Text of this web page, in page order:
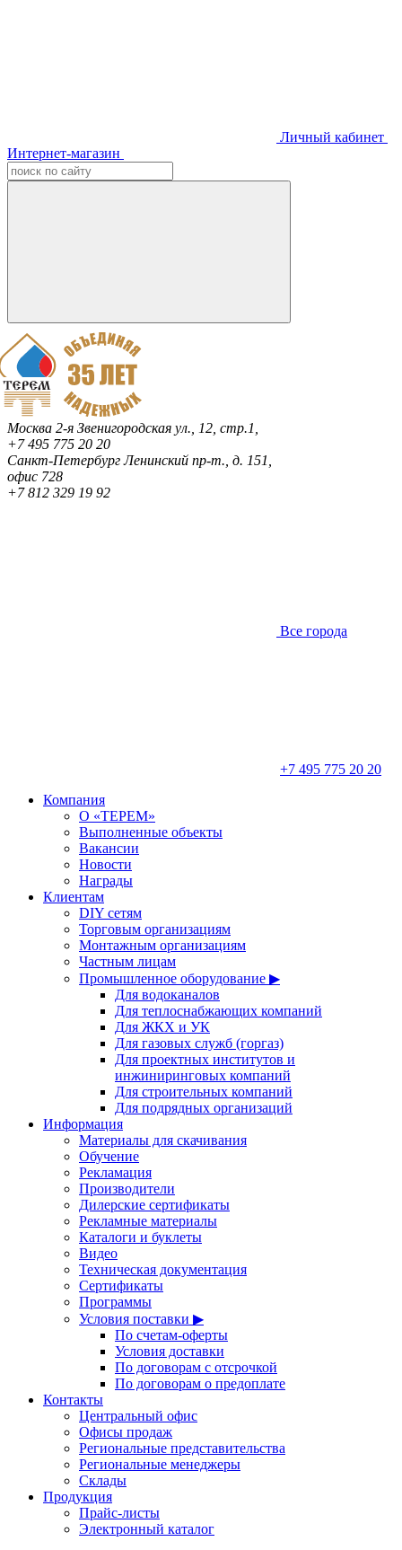
Личный кабинет
Интернет-магазин
Москва 2-я Звенигородская ул., 12, стр.1,
+7 495 775 20 20
Санкт-ПетербургЛенинский пр-т., д. 151,
офис 728
+7 812 329 19 92
Все города
+7 495 775 20 20
Компания
О «ТЕРЕМ»
Выполненные объекты
Вакансии
Новости
Награды
Клиентам
DIY сетям
Торговым организациям
Монтажным организациям
Частным лицам
Промышленное оборудование ▶
Для водоканалов
Для теплоснабжающих компаний
Для ЖКХ и УК
Для газовых служб (горгаз)
Для проектных институтов и
инжиниринговых компаний
Для строительных компаний
Для подрядных организаций
Информация
Материалы для скачивания
Обучение
Рекламация
Производители
Дилерские сертификаты
Рекламные материалы
Каталоги и буклеты
Видео
Техническая документация
Сертификаты
Программы
Условия поставки ▶
По счетам-оферты
Условия доставки
По договорам с отсрочкой
По договорам о предоплате
Контакты
Центральный офис
Офисы продаж
Региональные представительства
Региональные менеджеры
Склады
Продукция
Прайс-листы
Электронный каталог